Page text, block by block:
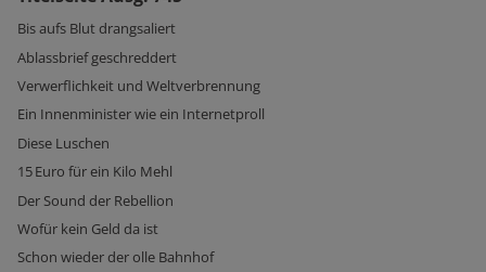
Bis aufs Blut drangsaliert
Ablassbrief geschreddert
Verwerflichkeit und Weltverbrennung
Ein Innenminister wie ein Internetproll
Diese Luschen
15 Euro für ein Kilo Mehl
Der Sound der Rebellion
Wofür kein Geld da ist
Schon wieder der olle Bahnhof